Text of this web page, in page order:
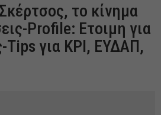
το κίνημα
Profile: Ετοιμη για
Tips για ΚΡΙ, ΕΥΔΑΠ,